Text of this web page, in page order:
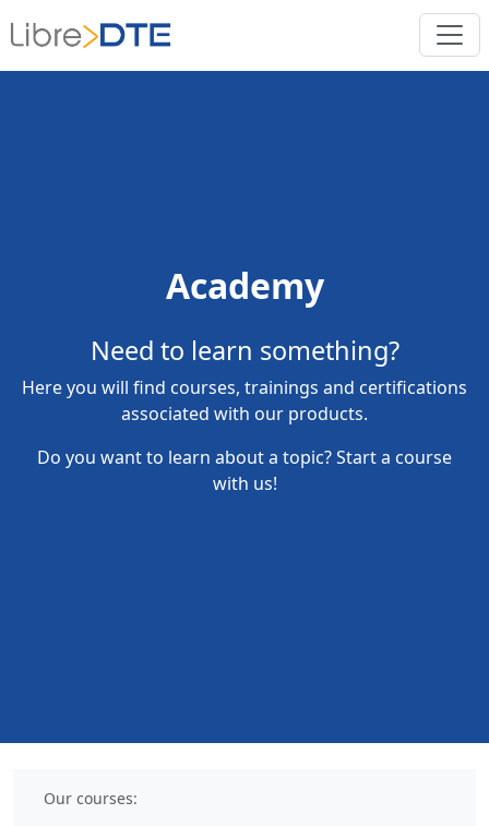
Academy
Need to learn something?
Here you will find courses, trainings and certifications
associated with our products.
Do you want to learn about a topic? Start a course
with us!
Our courses: